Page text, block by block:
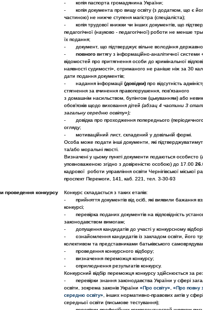
- копія паспорта громадянина України;
- копія документа про вищу освіту (з додатком, що є
частиною) не нижче ступеня магістра (спеціаліста);
- копія трудової книжки чи інших документів, що
педагогічної (науково - педагогічної) роботи не менше
їх подання;
- документ, що підтверджує вільне володіння
- повного витягу з інформаційно-аналітичної системи
відомостей про притягнення особи до кримінальної
наявності судимості», отриманого не раніше ніж за 30
дати подання документів;
- надання інформації (довідки) про відсутність
стягнення за вчинення правопорушення, пов’язаного
з домашнім насильством, булінгом (цькуванням) або
обов’язків щодо виховання дітей (абзац 4 частини 3
загальну середню освіту»);
- довідка про проходження попереднього
огляду;
- мотиваційний лист, складений у довільній формі.
Особа може подати інші документи, які
та/або моральні якості.
Визначені у цьому пункті документи подаються особисто
уповноваженою згідно з довіреністю особою) до 17.00
кадрової роботи управління освіти Чернігівської міської
проспект Перемоги, 141, каб. 221, тел. 3-30-93
проведення конкурсу
Конкурс складається з таких етапів:
- прийняття документів від осіб, які виявили бажання
конкурсі;
- перевірка поданих документів на відповідність
законодавством вимогам;
- допущення кандидатів до участі у конкурсному
- ознайомлення кандидатів із закладом освіти, його
колективом та представниками батьківського
- проведення конкурсного відбору;
- визначення переможця конкурсу;
- оприлюднення результатів конкурсу.
Конкурсний відбір переможця конкурсу здійснюється за
- перевірки знання законодавства України у сфері
освіти, зокрема законів України «Про освіту»
«Про повну
середню освіту» , інших нормативно-правових актів у
середньої освіти (письмове тестування);